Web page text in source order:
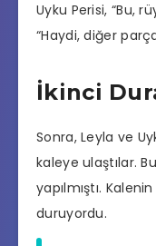
Uyku Perisi, “Bu,
“Haydi, diğer
İkinci
Sonra, Leyla ve
kaleye ulaştılar.
yapılmıştı.
duruyordu.